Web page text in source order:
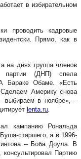
в избирательном
проводить кадровые
Прямо, как в
на днях группа членов
партии (ДНП) спела
Бараке Обаме. «Есть
Америку снова
выбираем в ноябре», –
lenta.ru
кампанию Рональда
старшего, а в 1996-
– Боба Доула. В
Партию